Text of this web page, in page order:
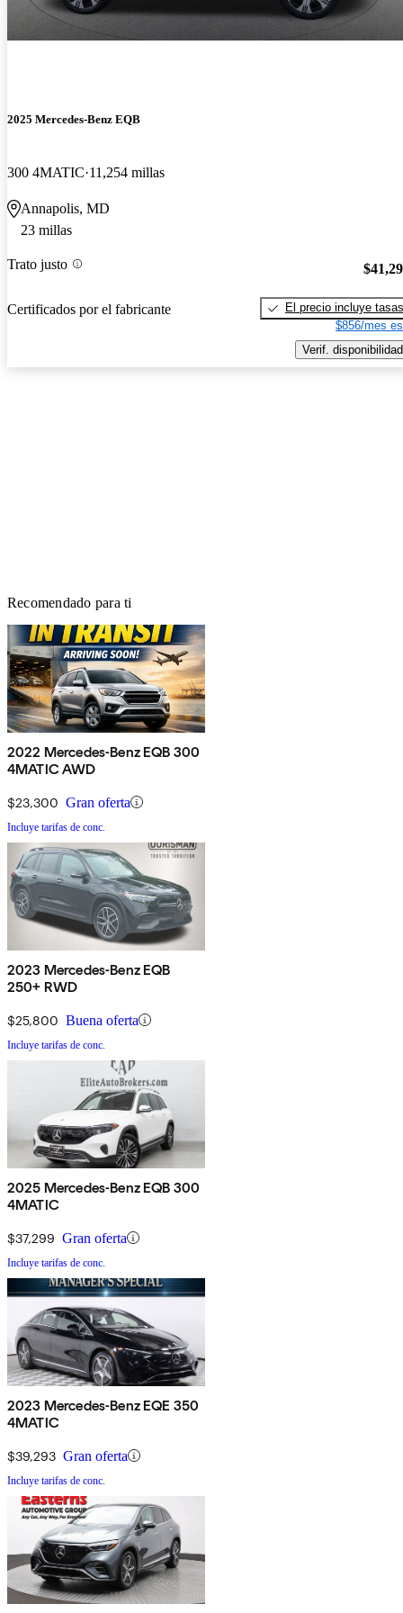
2025 Mercedes-Benz EQB
300 4MATIC 11,254 millas
Annapolis, MD
23 millas
Trato justo
Certificados por el fabricante
El precio incluye tasas
$856/mes
Verif. disponibilidad
Recomendado para ti
2022 Mercedes-Benz EQB 300
4MATIC AWD
$23,300 Gran oferta
Incluye tarifas de conc.
2023 Mercedes-Benz EQB
250+ RWD
$25,800 Buena oferta
Incluye tarifas de conc.
2025 Mercedes-Benz EQB 300
4MATIC
$37,299 Gran oferta
Incluye tarifas de conc.
2023 Mercedes-Benz EQE 350
4MATIC
$39,293 Gran oferta
Incluye tarifas de conc.